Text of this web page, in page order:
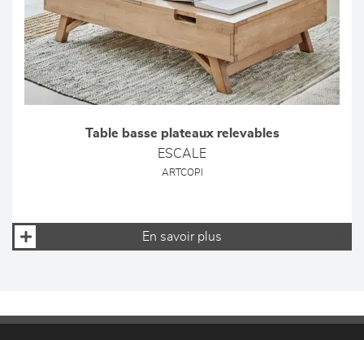
Table basse plateaux relevables
ESCALE
ARTCOPI
En savoir plus